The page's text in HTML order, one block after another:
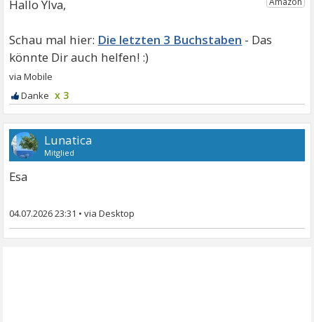
Hallo Ylva,
Die letzten 3 Buchstaben
x 3
Lunatica
Mitglied
Esa
04.07.2026 23:31 •